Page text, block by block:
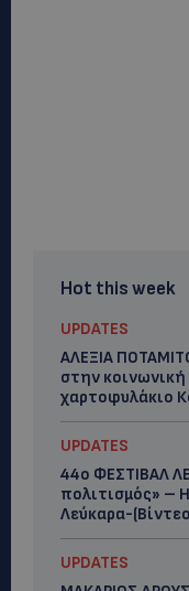
Hot this week
UPDATES
ΑΛΕΞΙΑ
στην
χαρτοφυλάκιο
UPDATES
44ο ΦΕΣΤΙΒΑΛ
πολιτισμός» –
Λεύκαρα-
UPDATES